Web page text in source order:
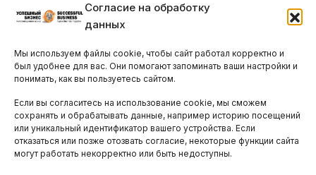
Согласие на обработку
данных
Мы используем файлы cookie, чтобы сайт работал корректно и
был удобнее для вас. Они помогают запоминать ваши настройки и
понимать, как вы пользуетесь сайтом.
Если вы согласитесь на использование cookie, мы сможем
сохранять и обрабатывать данные, например историю посещений
или уникальный идентификатор вашего устройства. Если
отказаться или позже отозвать согласие, некоторые функции сайта
могут работать некорректно или быть недоступны.
Бизнес-клубы и ассоциации
Остальные новости
АНАЛИТИКА И СТАТИСТИКА
ARTICLES IN ENGLISH
НАВИГАЦИЯ